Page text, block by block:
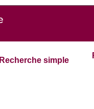
Recherche simple